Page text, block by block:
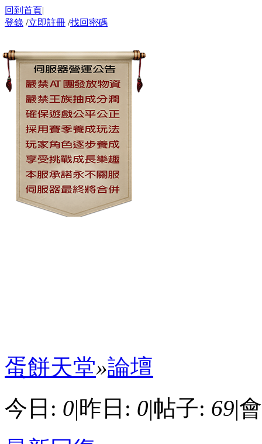
回到首頁|
登錄 /立即註冊 /找回密碼
蛋餅天堂»論壇
今日: 0|昨日: 0|帖子: 69|